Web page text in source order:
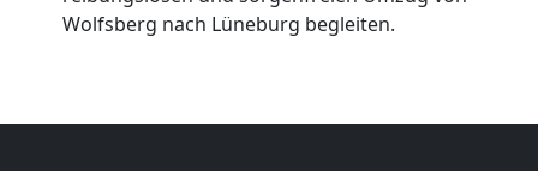
Wolfsberg nach Lüneburg begleiten.